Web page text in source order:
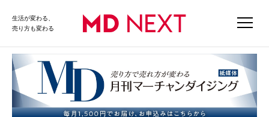
生活が変わる、
売り方も変わる